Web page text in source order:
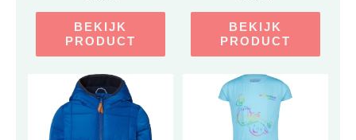
BEKIJK
PRODUCT
BEKIJK
PRODUCT